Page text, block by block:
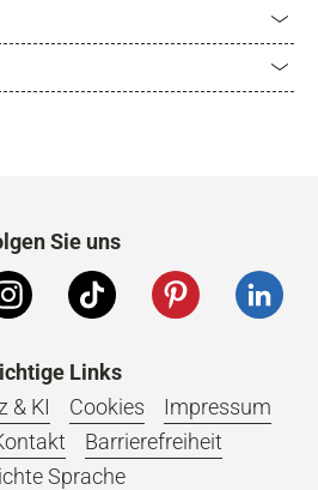
Sie uns
Links
& KI Cookies
Impressum
Barrierefreiheit
Sprache